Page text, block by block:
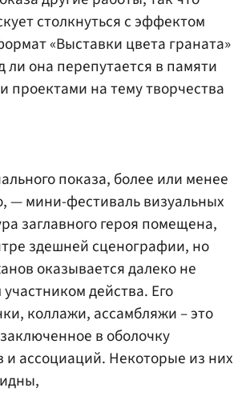
столкнуться с эффектом
«Выставки цвета граната»
ли она перепутается в памяти
проектами на тему творчества
показа, более или менее
— мини-фестиваль визуальных
заглавного героя помещена,
здешней сценографии, но
оказывается далеко не
действа. Его
коллажи, ассамбляжи – это
в оболочку
и ассоциаций. Некоторые из них